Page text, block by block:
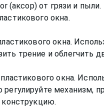
(аксор) от грязи и
окна.
окна.
трение и облегчить
окна.
механизм,